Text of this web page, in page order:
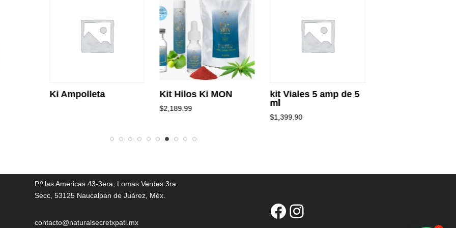
Ki Ampolleta Kit Hilos Ki MON
$2,189.99
kit Viales 5 amp de 5
ml
$1,399.90
P.º las Americas 43-3era, Lomas Verdes 3ra
Secc, 53125 Naucalpan de Juárez, Méx.
contacto@naturalsecretxpatl.mx